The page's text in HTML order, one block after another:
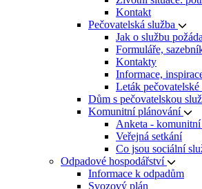
Kontakt
Pečovatelská služba
Jak o službu
Formuláře,
Kontakty
Informace,
Leták
Dům s pečovatelskou
Komunitní plánování
Anketa -
Veřejná setkání
Co jsou sociální
Odpadové hospodářství
Informace k odpadům
Svozový plán